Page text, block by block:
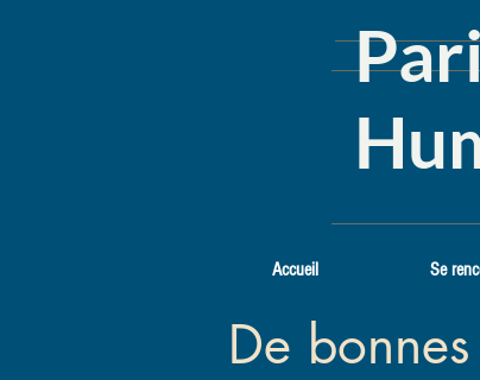
Accueil Se
De bonnes